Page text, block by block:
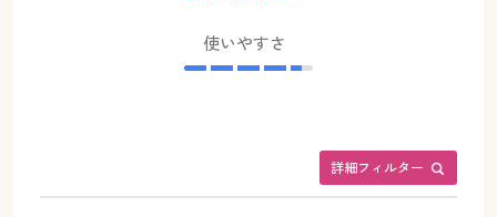
使いやすさ
詳細フィルター